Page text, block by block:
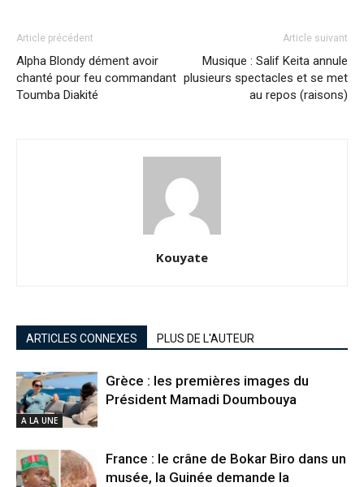
Article précédent
Alpha Blondy dément avoir
chanté pour feu commandant
Toumba Diakité
Article suivant
Musique : Salif Keita annule
plusieurs spectacles et se met
au repos (raisons)
Kouyate
ARTICLES CONNEXES PLUS DE L'AUTEUR
A LA UNE
Grèce : les premières images du
Président Mamadi Doumbouya
France : le crâne de Bokar Biro dans un
musée, la Guinée demande la